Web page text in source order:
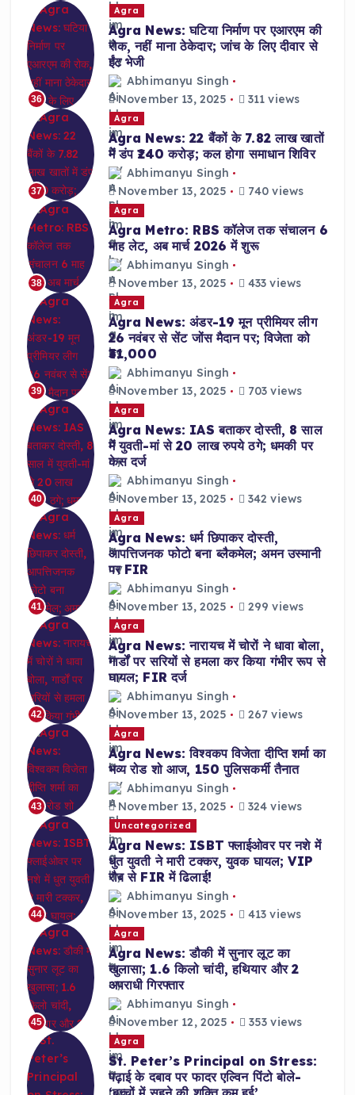
36
Agra
Agra News: घटिया निर्माण पर एआरएम की
रोक, नहीं माना ठेकेदार; जांच के लिए दीवार से
ईंट भेजी
Abhimanyu Singh
November 13, 2025
311 views
37
Agra
Agra News: 22 बैंकों के 7.82 लाख खातों
में डंप ₹240 करोड़; कल होगा समाधान शिविर
Abhimanyu Singh
November 13, 2025
740 views
38
Agra
Agra Metro: RBS कॉलेज तक संचालन 6
माह लेट, अब मार्च 2026 में शुरू
Abhimanyu Singh
November 13, 2025
433 views
39
Agra
Agra News: अंडर-19 मून प्रीमियर लीग
26 नवंबर से सेंट जोंस मैदान पर; विजेता को
₹31,000
Abhimanyu Singh
November 13, 2025
703 views
40
Agra
Agra News: IAS बताकर दोस्ती, 8 साल
में युवती-मां से 20 लाख रुपये ठगे; धमकी पर
केस दर्ज
Abhimanyu Singh
November 13, 2025
342 views
41
Agra
Agra News: धर्म छिपाकर दोस्ती,
आपत्तिजनक फोटो बना ब्लैकमेल; अमन उस्मानी
पर FIR
Abhimanyu Singh
November 13, 2025
299 views
42
Agra
Agra News: नारायच में चोरों ने धावा बोला,
गार्डों पर सरियों से हमला कर किया गंभीर रूप से
घायल; FIR दर्ज
Abhimanyu Singh
November 13, 2025
267 views
43
Agra
Agra News: विश्वकप विजेता दीप्ति शर्मा का
भव्य रोड शो आज, 150 पुलिसकर्मी तैनात
Abhimanyu Singh
November 13, 2025
324 views
44
Uncategorized
Agra News: ISBT फ्लाईओवर पर नशे में
धुत युवती ने मारी टक्कर, युवक घायल; VIP
रौब से FIR में ढिलाई!
Abhimanyu Singh
November 13, 2025
413 views
45
Agra
Agra News: डौकी में सुनार लूट का
खुलासा; 1.6 किलो चांदी, हथियार और 2
अपराधी गिरफ्तार
Abhimanyu Singh
November 12, 2025
353 views
Agra
St. Peter’s Principal on Stress:
पढ़ाई के दबाव पर फादर एल्विन पिंटो बोले-